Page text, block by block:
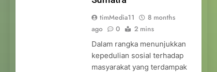
timMedia11
8 months
ago
0 2 mins
Dalam rangka menunjukkan
kepedulian sosial terhadap
masyarakat yang terdampak